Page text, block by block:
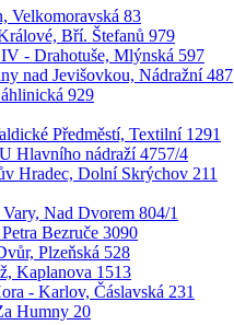
Velkomoravská 83
Bří. Štefanů 979
- Drahotuše, Mlýnská 597
nad Jevišovkou, Nádražní 487
929
Předměstí, Textilní 1291
Hlavního nádraží 4757/4
Hradec, Dolní Skrýchov 211
Nad Dvorem 804/1
Bezruče 3090
Plzeňská 528
Kaplanova 1513
- Karlov, Čáslavská 231
Humny 20